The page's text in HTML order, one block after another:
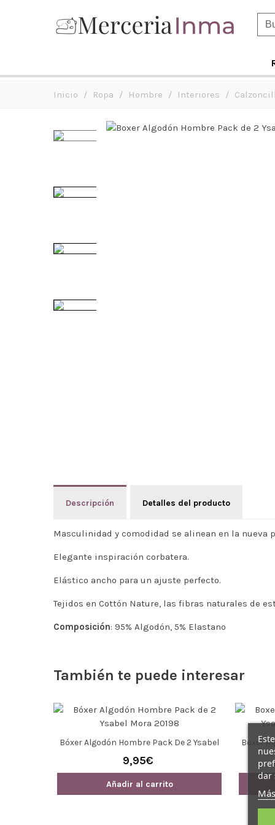
Inicio / Ropa / Hombre / Interiores /
Descripción Detalles del producto
Masculinidad y comodidad se alinean en la nueva
Elegante inspiración corbatera.
Elástico ancho para un ajuste perfecto.
Tejidos en Cottón Nature, las fibras naturales de
Composición: 95% Algodón, 5% Elastano
También te puede interesar
Bóxer Algodón Hombre Pack De 2 Ysabel
Mora 20198
9,95€
Añadir al carrito
Boxer
dar